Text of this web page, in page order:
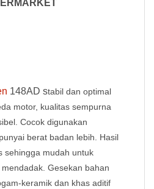
148AD stabil dan optimal
motor, kualitas sempurna
Cocok digunakan
berat badan lebih. Hasil
sehingga mudah untuk
Gesekan bahan
keramik dan khas aditif